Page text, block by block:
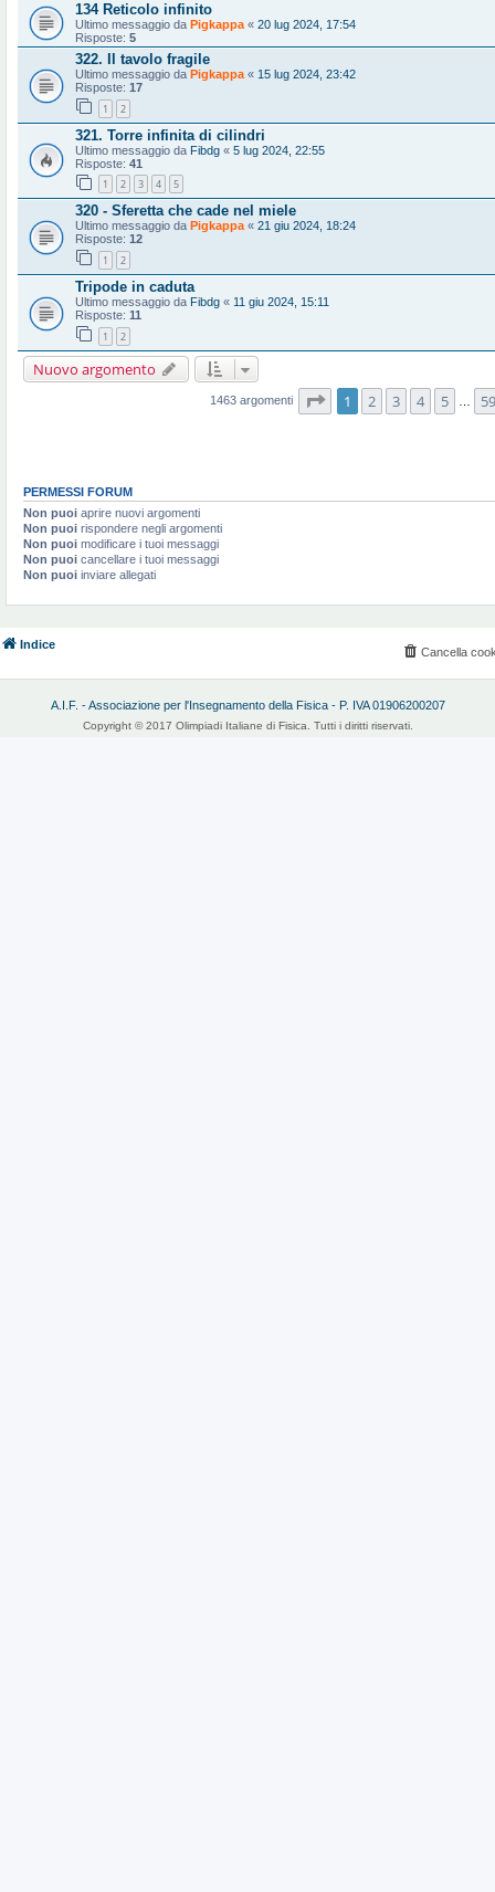
134 Reticolo infinito
Ultimo messaggio da Pigkappa « 20 lug 2024, 17:54
Risposte: 5
322. Il tavolo fragile
Ultimo messaggio da Pigkappa « 15 lug 2024, 23:42
Risposte: 17
1 2
321. Torre infinita di cilindri
Ultimo messaggio da Fibdg « 5 lug 2024, 22:55
Risposte: 41
1 2 3 4 5
320 - Sferetta che cade nel miele
Ultimo messaggio da Pigkappa« 21 giu 2024, 18:24
Risposte: 12
1 2
Tripode in caduta
Ultimo messaggio da Fibdg « 11 giu 2024, 15:11
Risposte: 11
1 2
Nuovo argomento
1463 argomenti Pagina1 di59
1 2 3 4 5 59
PERMESSI FORUM
Non puoi aprire nuovi argomenti
Non puoi rispondere negli argomenti
Non puoi modificare i tuoi messaggi
Non puoi cancellare i tuoi messaggi
Non puoi inviare allegati
Indice
Cancella
A.I.F. - Associazione per l'Insegnamento della Fisica - P. IVA 01906200207
Copyright © 2017 Olimpiadi Italiane di Fisica. Tutti i diritti riservati.